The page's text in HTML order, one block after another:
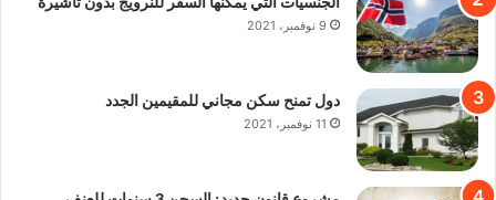
9 نوفمبر، 2021
دول تمنح سكن مجاني للمقيمين الجدد
11 نوفمبر، 2021